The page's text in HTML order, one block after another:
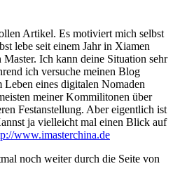
Artikel. Es motiviert mich selbst
lebe seit einem Jahr in Xiamen
Ich kann deine Situation sehr
ich versuche meinen Blog
Leben eines digitalen Nomaden
meiner Kommilitonen über
Festanstellung. Aber eigentlich ist
ja vielleicht mal einen Blick auf
www.imasterchina.de
noch weiter durch die Seite von